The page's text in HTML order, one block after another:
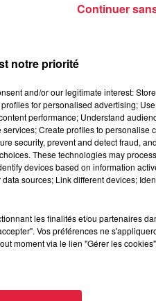
notre priorité
and/or our legitimate interest:
for personalised advertising;
performance; Understand
Create profiles to personalise
security, prevent and detect fraud,
These technologies may
devices based on information
sources; Link different devices;
les finalités et/ou partenaires
Vos préférences ne
moment via le lien "Gérer les
Continuer